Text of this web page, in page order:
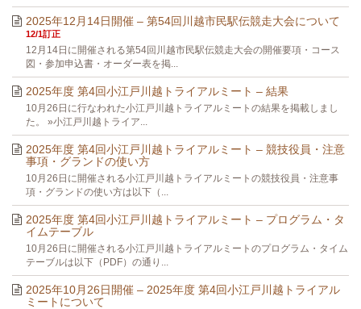
2025年12月14日開催 – 第54回川越市民駅伝競走大会について
12/1訂正
12月14日に開催される第54回川越市民駅伝競走大会の開催要項・コース
図・参加申込書・オーダー表を掲...
2025年度 第4回小江戸川越トライアルミート – 結果
10月26日に行なわれた小江戸川越トライアルミートの結果を掲載しまし
た。 »小江戸川越トライア...
2025年度 第4回小江戸川越トライアルミート – 競技役員・注意
事項・グランドの使い方
10月26日に開催される小江戸川越トライアルミートの競技役員・注意事
項・グランドの使い方は以下（...
2025年度 第4回小江戸川越トライアルミート – プログラム・タ
イムテーブル
10月26日に開催される小江戸川越トライアルミートのプログラム・タイム
テーブルは以下（PDF）の通り...
2025年10月26日開催 – 2025年度 第4回小江戸川越トライアル
ミートについて